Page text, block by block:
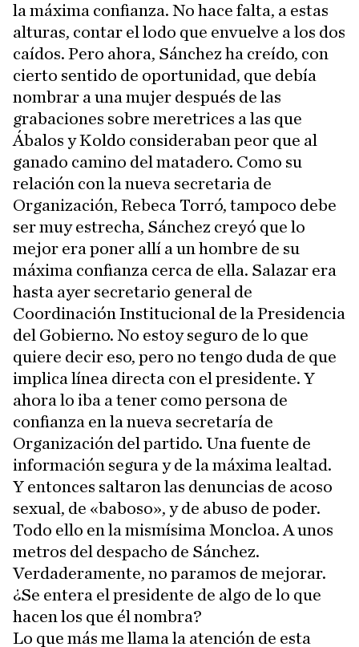
la máxima confianza. No hace falta, a estas
alturas, contar el lodo que envuelve a los dos
caídos. Pero ahora, Sánchez ha creído, con
cierto sentido de oportunidad, que debía
nombrar a una mujer después de las
grabaciones sobre meretrices a las que
Ábalos y Koldo consideraban peor que al
ganado camino del matadero. Como su
relación con la nueva secretaria de
Organización, Rebeca Torró, tampoco debe
ser muy estrecha, Sánchez creyó que lo
mejor era poner allí a un hombre de su
máxima confianza cerca de ella. Salazar era
hasta ayer secretario general de
Coordinación Institucional de la Presidencia
del Gobierno. No estoy seguro de lo que
quiere decir eso, pero no tengo duda de que
implica línea directa con el presidente. Y
ahora lo iba a tener como persona de
confianza en la nueva secretaría de
Organización del partido. Una fuente de
información segura y de la máxima lealtad.
Y entonces saltaron las denuncias de acoso
sexual, de «baboso», y de abuso de poder.
Todo ello en la mismísima Moncloa. A unos
metros del despacho de Sánchez.
Verdaderamente, no paramos de mejorar.
¿Se entera el presidente de algo de lo que
hacen los que él nombra?
Lo que más me llama la atención de esta